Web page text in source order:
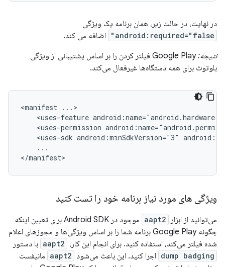
در نهایت، در حالت زیر، همان برنامه یک ویژگی
android:required="false"
اضافه می کند.
نتیجه:
Google Play فیلتر کردن را بر اساس پشتیبانی از ویژگی
بلوتوث برای همه دستگاه‌ها غیرفعال می‌کند.
<manifest
<uses-feature
<uses-permission
<uses-sdk android:minSdkVersion="3"
...
</manifest>
ویژگی های مورد نیاز برنامه خود را تست کنید
می‌توانید از ابزار aapt2
موجود در Android SDK برای تعیین اینکه
چگونه Google Play برنامه شما را بر اساس ویژگی‌ها و مجوزهای اعلام
شده فیلتر می‌کند، استفاده کنید. برای انجام این کار، aapt2 با دستور
dump badging اجرا کنید. این باعث می‌شود aapt2 مانیفست